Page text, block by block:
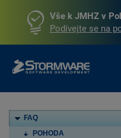
Vše k JMHZ v
Podívejte se na
FAQ
POHODA